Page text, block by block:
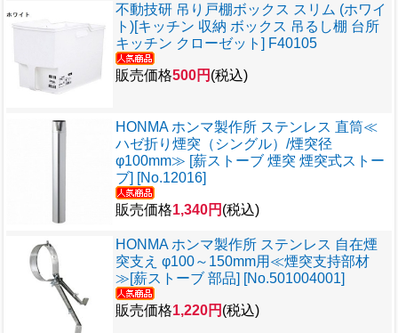
不動技研 吊り戸棚ボックス スリム (ホワイ
ト)[キッチン 収納 ボックス 吊るし棚 台所
キッチン クローゼット] F40105
販売価格500円 (税込)
HONMA ホンマ製作所 ステンレス 直筒≪
ハゼ折り煙突（シングル）/煙突径
φ100mm≫ [薪ストーブ 煙突 煙突式ストー
ブ] [No.12016]
販売価格1,340円 (税込)
HONMA ホンマ製作所 ステンレス 自在煙
突支え φ100～150mm用≪煙突支持部材
≫[薪ストーブ 部品] [No.501004001]
販売価格1,220円 (税込)